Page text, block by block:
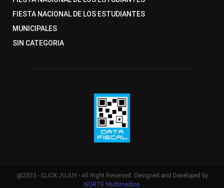
FIESTA NACIONAL DE LOS ESTUDIANTES
MUNICIPALES
SIN CATEGORIA
@2023 - CLICK JUJUY - All Right Reserved. Designed and Developed by
NORTE Multimedios